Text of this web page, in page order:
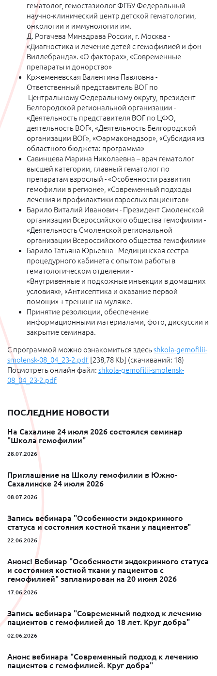
гематолог, гемостазиолог ФГБУ Федеральный
научно-клинический центр детской гематологии,
онкологии и иммунологии им.
Д. Рогачева Минздрава России, г. Москва -
«Диагностика и лечение детей с гемофилией и фон
Виллебранда». «О факторах», «Современные
препараты и донорство»
Кржеменевская Валентина Павловна -
Ответственный представитель ВОГ по
Центральному Федеральному округу, президент
Белгородской региональной организации -
«Деятельность представителя ВОГ по ЦФО,
деятельность ВОГ», «Деятельность Белгородской
организации ВОГ», «Фармаконадзор», «Субсидия из
областного бюджета: программа»
Савинцева Марина Николаевна – врач гематолог
высшей категории, главный гематолог по
препаратам взрослый - «Особенности развития
гемофилии в регионе», «Современный подходы
лечения и профилактики взрослых пациентов»
Барило Виталий Иванович - Президент Смоленской
организации Всероссийского общества гемофилии -
«Деятельность Смоленской региональной
организации Всероссийского общества гемофилии»
Барило Татьяна Юрьевна - Медицинская сестра
процедурного кабинета с опытом работы в
гематологическом отделении -
«Внутривенные и подкожные инъекции в домашних
условиях», «Антисептика и оказание первой
помощи» + тренинг на муляже.
Принятие резолюции, обеспечение
информационными материалами, фото, дискуссии и
закрытие семинара.
С программой можно ознакомиться здесьshkola-gemofilii-
smolensk-08_04_23-2.pdf [238,78 Kb] (cкачиваний: 18)
Посмотреть онлайн файл: shkola-gemofilii-smolensk-
08_04_23-2.pdf
ПОСЛЕДНИЕ НОВОСТИ
На Сахалине 24 июля 2026 состоялся семинар
"Школа гемофилии"
28.07.2026
Приглашение на Школу гемофилии в Южно-
Сахалинске 24 июля 2026
08.07.2026
Запись вебинара "Особенности эндокринного
статуса и состояния костной ткани у пациентов"
22.06.2026
Анонс! Вебинар "Особенности эндокринного статуса
и состояния костной ткани у пациентов с
гемофилией" запланирован на 20 июня 2026
17.06.2026
Запись вебинара "Современный подход к лечению
пациентов с гемофилией до 18 лет. Круг добра"
02.06.2026
Анонс вебинара "Современный подход к лечению
пациентов с гемофилией. Круг добра"